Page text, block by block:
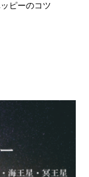
ピーのコツ